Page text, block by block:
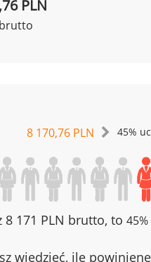
PLN
8 170,76 PLN 45%
8 171 PLN brutto, to 45%
wiedzieć, ile